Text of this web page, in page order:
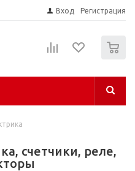
Вход Регистрация
счетчики, реле,